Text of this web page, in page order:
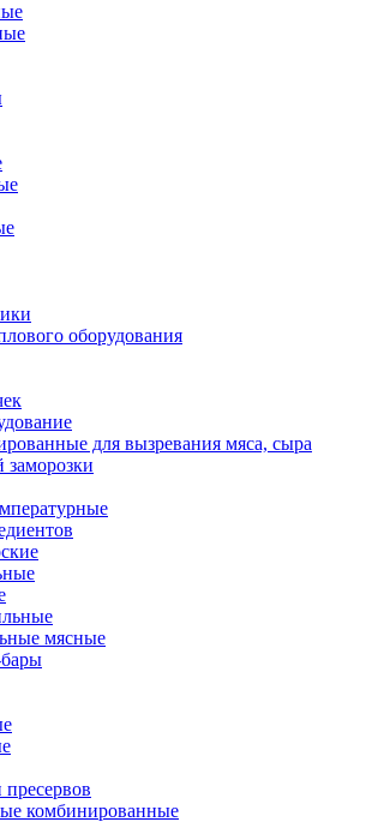
оборудования
для вызревания мяса, сыра
мясные
комбинированные